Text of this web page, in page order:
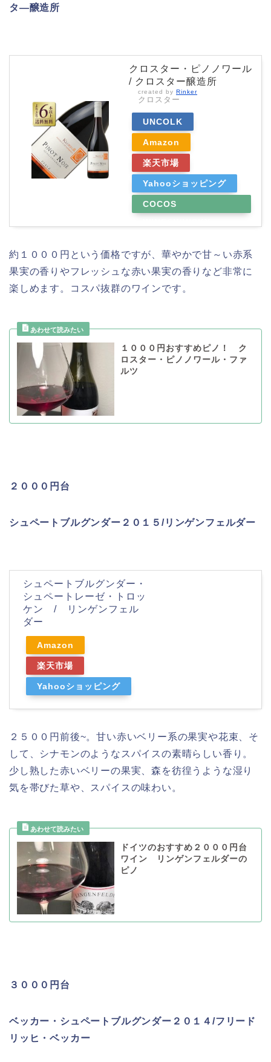
タ―醸造所
クロスター・ピノノワール
/ クロスター醸造所
created by Rinker
クロスター
UNCOLK
Amazon
楽天市場
Yahooショッピング
COCOS
約１０００円という価格ですが、華やかで甘～い赤系
果実の香りやフレッシュな赤い果実の香りなど非常に
楽しめます。コスパ抜群のワインです。
１０００円おすすめピノ！ ク
ロスター・ピノノワール・ファ
ルツ
２０００円台
シュペートブルグンダー２０１５/リンゲンフェルダー
シュペートブルグンダー・
シュペートレーゼ・トロッ
ケン / リンゲンフェル
ダー
Amazon
楽天市場
Yahooショッピング
２５００円前後~。甘い赤いベリー系の果実や花束、そ
して、シナモンのようなスパイスの素晴らしい香り。
少し熟した赤いベリーの果実、森を彷徨うような湿り
気を帯びた草や、スパイスの味わい。
ドイツのおすすめ２０００円台
ワイン リンゲンフェルダーの
ピノ
３０００円台
ベッカー・シュペートブルグンダー２０１４/フリード
リッヒ・ベッカー